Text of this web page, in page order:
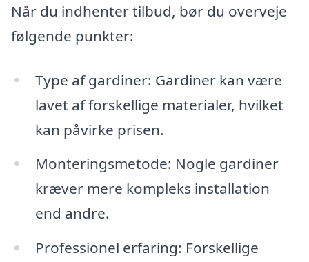
Når du indhenter tilbud, bør du overveje
følgende punkter:
Type af gardiner: Gardiner kan være
lavet af forskellige materialer, hvilket
kan påvirke prisen.
Monteringsmetode: Nogle gardiner
kræver mere kompleks installation
end andre.
Professionel erfaring: Forskellige